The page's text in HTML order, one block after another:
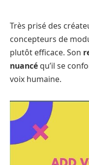
Très prisé des
concepteurs de
plutôt efficace. Son
nuancé qu’il se
voix humaine.